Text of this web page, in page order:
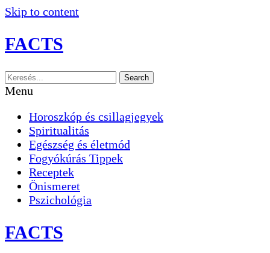
Skip to content
FACTS
Search
Menu
Horoszkóp és csillagjegyek
Spiritualitás
Egészség és életmód
Fogyókúrás Tippek
Receptek
Önismeret
Pszichológia
FACTS